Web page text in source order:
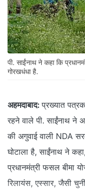
पी. साईंनाथ ने कहा कि
गोरखधंधा है.
अहमदाबाद: प्रख्यात
रहने वाले पी. साईंनाथ ने
की अगुवाई वाली NDA
घोटाला है, साईंनाथ ने
प्रधानमंत्री फसल बीमा
रिलायंस, एस्सार, जैसी